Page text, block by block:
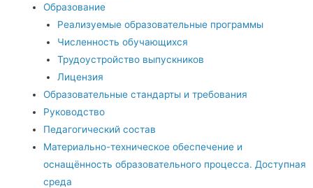
Образование
Реализуемые образовательные программы
Численность обучающихся
Трудоустройство выпускников
Лицензия
Образовательные стандарты и требования
Руководство
Педагогический состав
Материально-техническое обеспечение и
оснащённость образовательного процесса. Доступная
среда